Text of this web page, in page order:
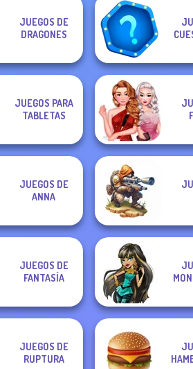
JUEGOS DE
DRAGONES
JUEGOS PARA
TABLETAS
JUEGOS DE
ANNA
JUEGOS DE
FANTASÍA
JUEGOS DE
RUPTURA